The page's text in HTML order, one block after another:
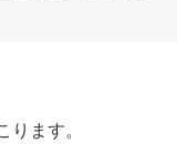
ります。